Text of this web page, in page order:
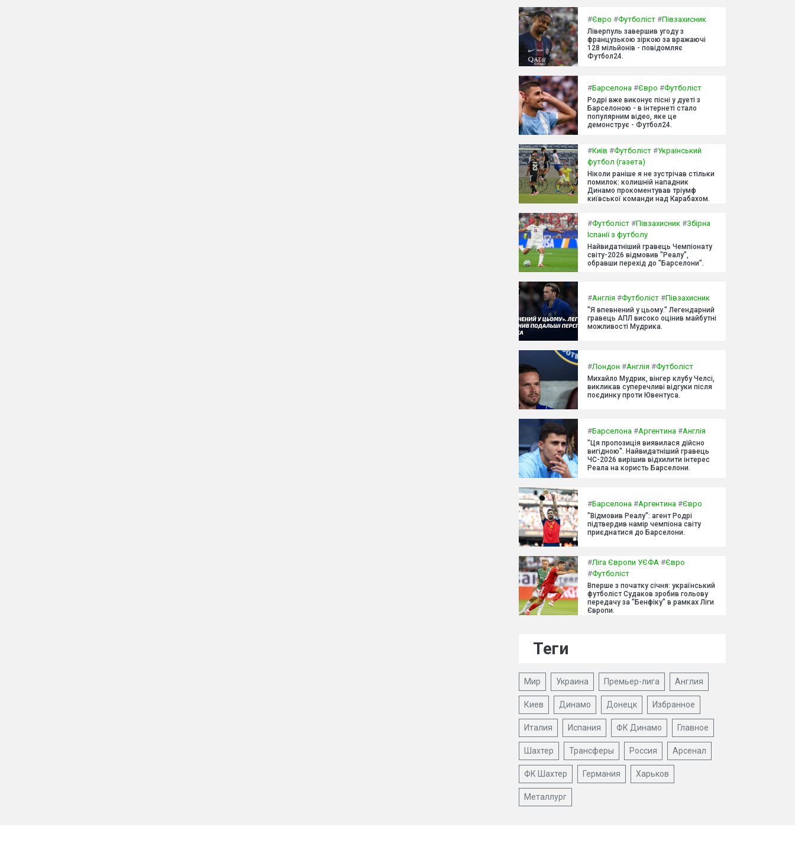
#Євро #Футболіст #Півзахисник
Ліверпуль завершив угоду з
французькою зіркою за вражаючі
128 мільйонів - повідомляє
Футбол24.
#Барселона #Євро #Футболіст
Родрі вже виконує пісні у дуеті з
Барселоною - в інтернеті стало
популярним відео, яке це
демонструє - Футбол24.
#Київ #Футболіст #Український
футбол (газета)
Ніколи раніше я не зустрічав стільки
помилок: колишній нападник
Динамо прокоментував тріумф
київської команди над Карабахом.
#Футболіст #Півзахисник #Збірна
Іспанії з футболу
Найвидатніший гравець Чемпіонату
світу-2026 відмовив "Реалу",
обравши перехід до "Барселони".
#Англія #Футболіст #Півзахисник
"Я впевнений у цьому." Легендарний
гравець АПЛ високо оцінив майбутні
можливості Мудрика.
#Лондон #Англія #Футболіст
Михайло Мудрик, вінгер клубу Челсі,
викликав суперечливі відгуки після
поєдинку проти Ювентуса.
#Барселона #Аргентина #Англія
"Ця пропозиція виявилася дійсно
вигідною". Найвидатніший гравець
ЧС-2026 вирішив відхилити інтерес
Реала на користь Барселони.
#Барселона #Аргентина #Євро
"Відмовив Реалу": агент Родрі
підтвердив намір чемпіона світу
приєднатися до Барселони.
#Ліга Європи УЄФА #Євро
#Футболіст
Вперше з початку січня: український
футболіст Судаков зробив гольову
передачу за "Бенфіку" в рамках Ліги
Європи.
Теги
Мир Украина Премьер-лига Англия
Киев Динамо Донецк Избранное
Италия Испания ФК Динамо Главное
Шахтер Трансферы Россия Арсенал
ФК Шахтер Германия Харьков
Металлург